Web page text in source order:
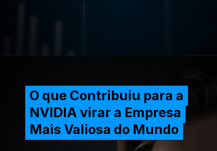
O que Contribuiu para a
NVIDIA virar a Empresa
Mais Valiosa do Mundo
O que Contribuiu para a
NVIDIA virar a Empresa
Mais Valiosa do Mundo